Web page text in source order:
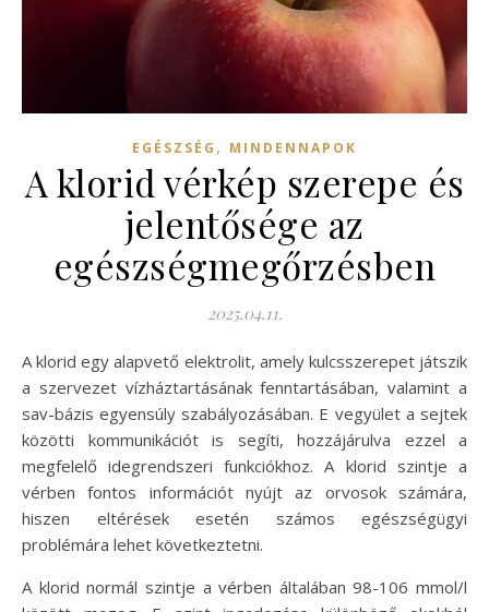
EGÉSZSÉG , MINDENNAPOK
A klorid vérkép szerepe és
jelentősége az
egészségmegőrzésben
2025.04.11.
A klorid egy alapvető elektrolit, amely kulcsszerepet játszik
a szervezet vízháztartásának fenntartásában, valamint a
sav-bázis egyensúly szabályozásában. E vegyület a sejtek
közötti kommunikációt is segíti, hozzájárulva ezzel a
megfelelő idegrendszeri funkciókhoz. A klorid szintje a
vérben fontos információt nyújt az orvosok számára,
hiszen eltérések esetén számos egészségügyi
problémára lehet következtetni.
A klorid normál szintje a vérben általában 98-106 mmol/l